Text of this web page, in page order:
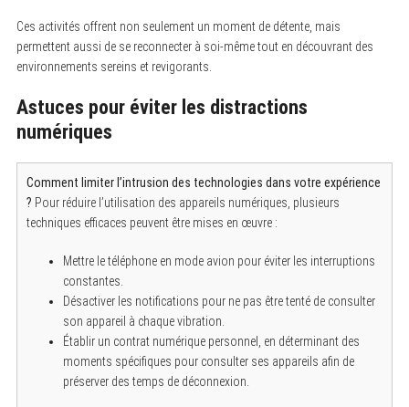
Ces activités offrent non seulement un moment de détente, mais
permettent aussi de se reconnecter à soi-même tout en découvrant des
environnements sereins et revigorants.
Astuces pour éviter les distractions
numériques
Comment limiter l’intrusion des technologies dans votre expérience
? Pour réduire l’utilisation des appareils numériques, plusieurs
techniques efficaces peuvent être mises en œuvre :
Mettre le téléphone en mode avion pour éviter les interruptions
constantes.
Désactiver les notifications pour ne pas être tenté de consulter
son appareil à chaque vibration.
Établir un contrat numérique personnel, en déterminant des
moments spécifiques pour consulter ses appareils afin de
préserver des temps de déconnexion.
e
r
c
h
o
: